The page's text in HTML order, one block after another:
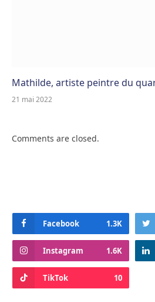
Mathilde, artiste peintre du
21 mai 2022
Comments are closed.
Facebook 1.3K
Instagram 1.6K
TikTok 10